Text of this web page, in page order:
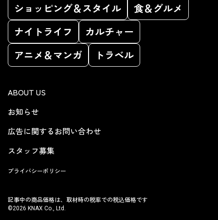
ショッピング＆スタイル
食＆グルメ
ナイトライフ
カルチャー
アニメ＆マンガ
トラベル
ABOUT US
お知らせ
広告に関するお問い合わせ
スタッフ募集
プライバシーポリシー
©2026 KNAX Co., Ltd.
記事中の商品価格は、取材時の税率での税込価格です